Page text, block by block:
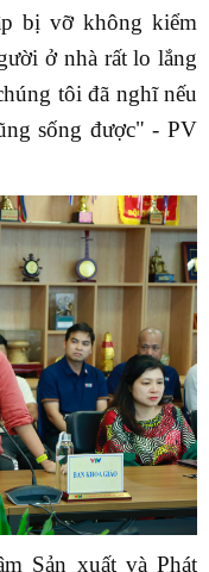
bị vỡ không kiểm
ở nhà rất lo lắng
tôi đã nghĩ nếu
sống được" - PV
Sản xuất và Phát